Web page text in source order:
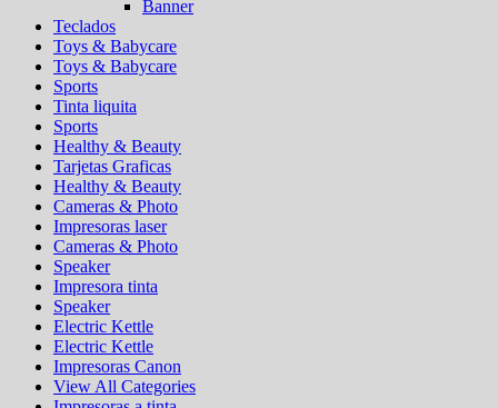
Banner
Teclados
Toys & Babycare
Toys & Babycare
Sports
Tinta liquita
Sports
Healthy & Beauty
Tarjetas Graficas
Healthy & Beauty
Cameras & Photo
Impresoras laser
Cameras & Photo
Speaker
Impresora tinta
Speaker
Electric Kettle
Electric Kettle
Impresoras Canon
View All Categories